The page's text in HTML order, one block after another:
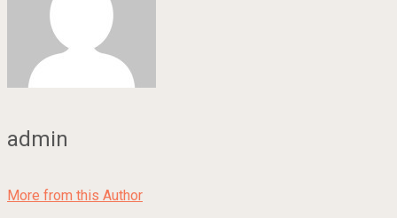
admin
More from this Author